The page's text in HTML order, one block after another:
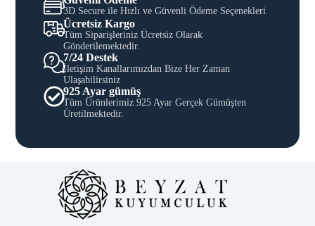
3D Secure ile Hızlı ve Güvenli Ödeme Seçenekleri
Ücretsiz Kargo
Tüm Siparişleriniz Ücretsiz Olarak
Gönderilemektedir.
7/24 Destek
İletişim Kanallarımızdan Bize Her Zaman
Ulaşabilirsiniz
925 Ayar gümüş
Tüm Ürünlerimiz 925 Ayar Gerçek Gümüşten
Üretilmektedir.